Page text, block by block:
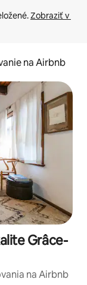
Zobraziť v
na Airbnb
Grâce-
na Airbnb